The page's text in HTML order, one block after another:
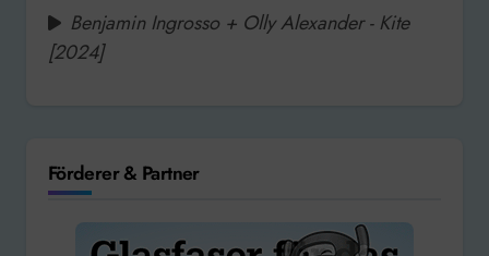
Benjamin Ingrosso + Olly Alexander - Kite
[2024]
Förderer & Partner